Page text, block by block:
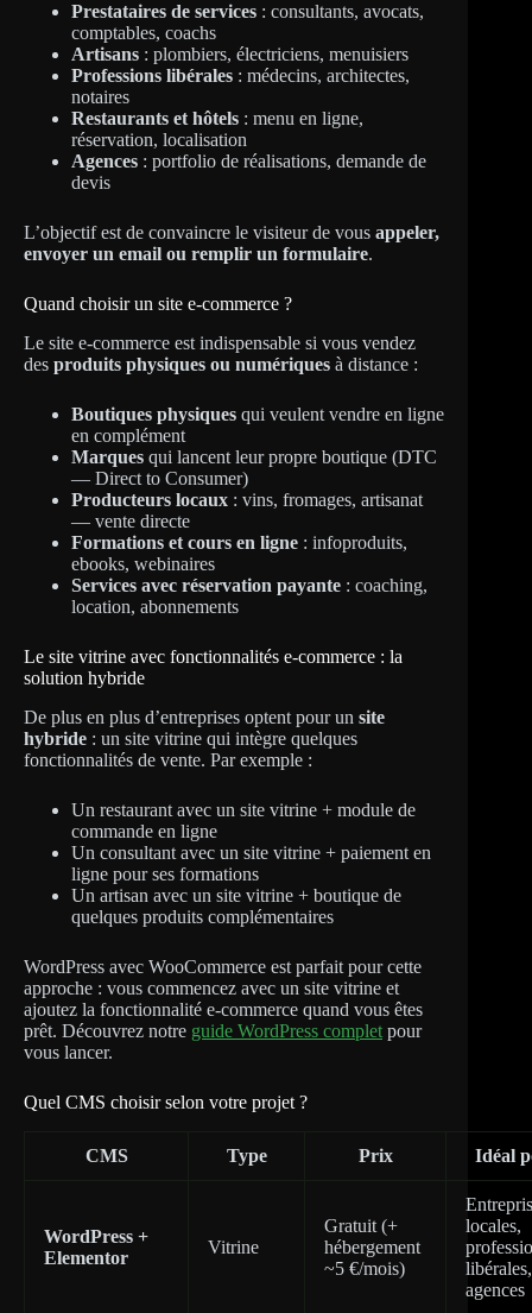
Prestataires de services : consultants, avocats,
comptables, coachs
Artisans : plombiers, électriciens, menuisiers
Professions libérales : médecins, architectes,
notaires
Restaurants et hôtels : menu en ligne,
réservation, localisation
Agences : portfolio de réalisations, demande de
devis
L’objectif est de convaincre le visiteur de vous appeler,
envoyer un email ou remplir un formulaire.
Quand choisir un site e-commerce ?
Le site e-commerce est indispensable si vous vendez
des produits physiques ou numériques à distance :
Boutiques physiques qui veulent vendre en ligne
en complément
Marques qui lancent leur propre boutique (DTC
— Direct to Consumer)
Producteurs locaux : vins, fromages, artisanat
— vente directe
Formations et cours en ligne : infoproduits,
ebooks, webinaires
Services avec réservation payante : coaching,
location, abonnements
Le site vitrine avec fonctionnalités e-commerce : la
solution hybride
De plus en plus d’entreprises optent pour un site
hybride : un site vitrine qui intègre quelques
fonctionnalités de vente. Par exemple :
Un restaurant avec un site vitrine + module de
commande en ligne
Un consultant avec un site vitrine + paiement en
ligne pour ses formations
Un artisan avec un site vitrine + boutique de
quelques produits complémentaires
WordPress avec WooCommerce est parfait pour cette
approche : vous commencez avec un site vitrine et
ajoutez la fonctionnalité e-commerce quand vous êtes
prêt. Découvrez notre guide WordPress complet pour
vous lancer.
Quel CMS choisir selon votre projet ?
CMS Type Prix Idéal
WordPress +
Elementor
Vitrine
Gratuit (+
hébergement
~5 €/mois)
locales,
libérales,
agences